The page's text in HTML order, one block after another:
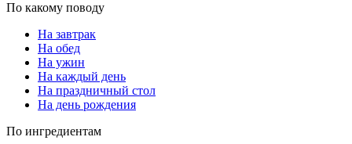
По какому поводу
На завтрак
На обед
На ужин
На каждый день
На праздничный стол
На день рождения
По ингредиентам